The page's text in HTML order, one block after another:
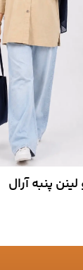
لینن پنبه آرال